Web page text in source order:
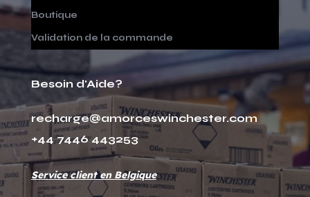
Boutique
Validation de la commande
Besoin d'Aide?
recharge@amorceswinchester.com
+44 7446 443253
Service client en Belgique